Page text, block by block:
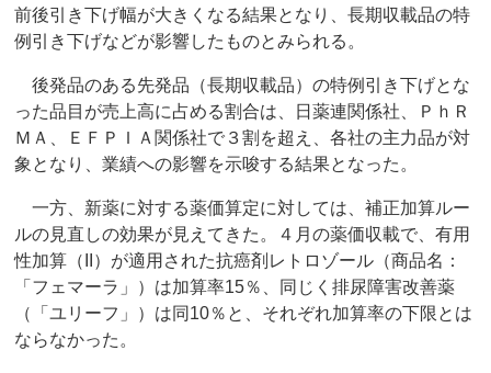
前後引き下げ幅が大きくなる結果となり、長期収載品の特
例引き下げなどが影響したものとみられる。
後発品のある先発品（長期収載品）の特例引き下げとな
った品目が売上高に占める割合は、日薬連関係社、ＰｈＲ
ＭＡ、ＥＦＰＩＡ関係社で３割を超え、各社の主力品が対
象となり、業績への影響を示唆する結果となった。
一方、新薬に対する薬価算定に対しては、補正加算ルー
ルの見直しの効果が見えてきた。４月の薬価収載で、有用
性加算（II）が適用された抗癌剤レトロゾール（商品名：
「フェマーラ」）は加算率15％、同じく排尿障害改善薬
（「ユリーフ」）は同10％と、それぞれ加算率の下限とは
ならなかった。